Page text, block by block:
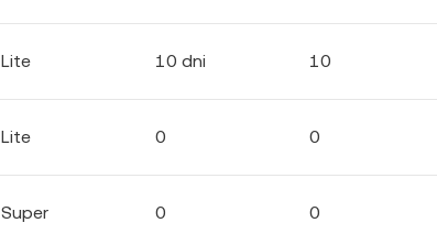
Lite 10 dni 10
Lite 0 0
Super 0 0